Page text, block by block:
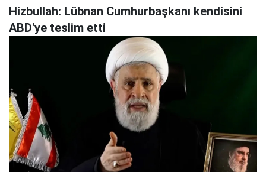
Hizbullah: Lübnan Cumhurbaşkanı kendisini
ABD'ye teslim etti